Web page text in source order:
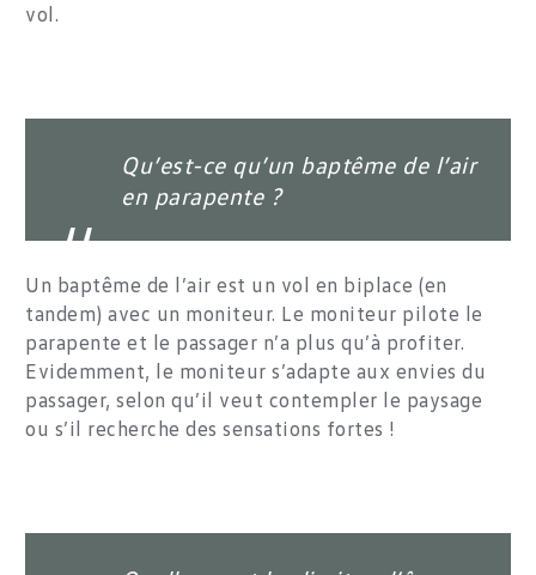
vol.
Qu’est-ce qu’un baptême de l’air
en parapente ?
Un baptême de l’air est un vol en biplace (en
tandem) avec un moniteur. Le moniteur pilote le
parapente et le passager n’a plus qu’à profiter.
Evidemment, le moniteur s’adapte aux envies du
passager, selon qu’il veut contempler le paysage
ou s’il recherche des sensations fortes !